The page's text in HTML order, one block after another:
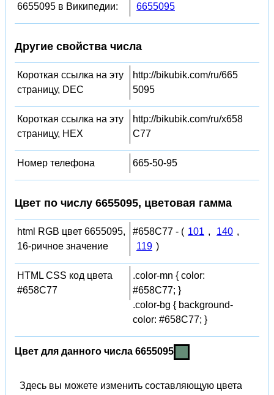
6655095 в Википедии: 6655095
Другие свойства числа
Короткая ссылка на эту
страницу, DEC
http://bikubik.com/ru/665
5095
Короткая ссылка на эту
страницу, HEX
http://bikubik.com/ru/x658
C77
Номер телефона 665-50-95
Цвет по числу 6655095, цветовая гамма
html RGB цвет 6655095,
16-ричное значение
#658C77 - ( 101 , 140 ,
119 )
HTML CSS код цвета
#658C77
.color-mn { color:
#658C77; }
.color-bg { background-
color: #658C77; }
Цвет для данного числа 6655095
Здесь вы можете изменить составляющую цвета